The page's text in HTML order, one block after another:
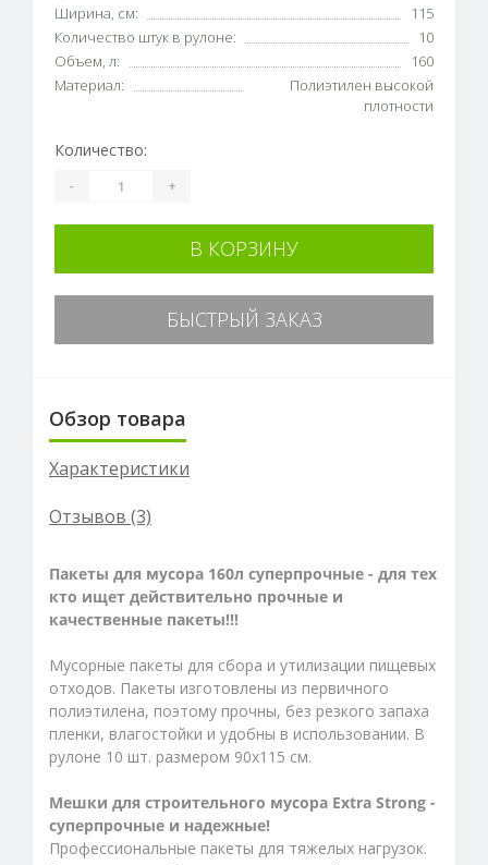
Ширина, см:
115
Количество штук в рулоне:
10
Объем, л:
160
Материал:
Полиэтилен высокой
плотности
Количество:
- +
В КОРЗИНУ
БЫСТРЫЙ ЗАКАЗ
Обзор товара
Характеристики
Отзывов (3)
Пакеты для мусора 160л суперпрочные - для тех
кто ищет действительно прочные и
качественные пакеты!!!
Мусорные пакеты для сбора и утилизации пищевых
отходов. Пакеты изготовлены из первичного
полиэтилена, поэтому прочны, без резкого запаха
пленки, влагостойки и удобны в использовании. В
рулоне 10 шт. размером 90х115 см.
Мешки для строительного мусора Extra Strong -
суперпрочные и надежные!
Профессиональные пакеты для тяжелых нагрузок.